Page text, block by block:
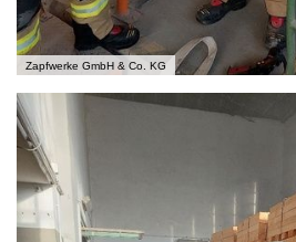
Zapfwerke GmbH & Co. KG